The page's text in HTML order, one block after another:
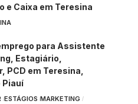
e Caixa em Teresina
para Assistente
Estagiário,
PCD em Teresina,
Piauí
ESTÁGIOS MARKETING